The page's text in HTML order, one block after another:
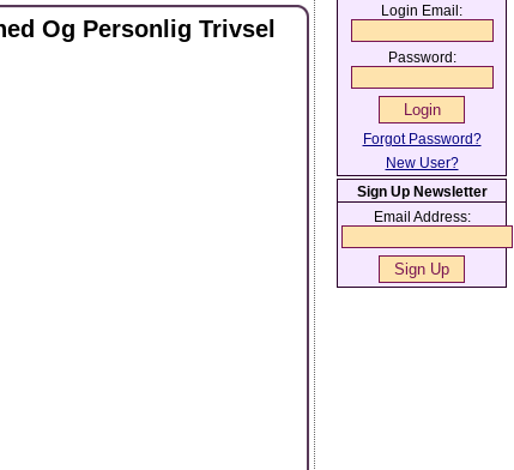
Og Personlig Trivsel
Login Email:
Password:
Forgot Password?
New User?
Sign Up Newsletter
Email Address: